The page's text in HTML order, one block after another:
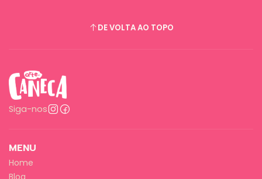
DE VOLTA AO TOPO
Siga-nos
MENU
Home
Blog